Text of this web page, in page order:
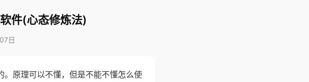
件(心态修炼法)
日
原理可以不懂，但是不能不懂怎么使